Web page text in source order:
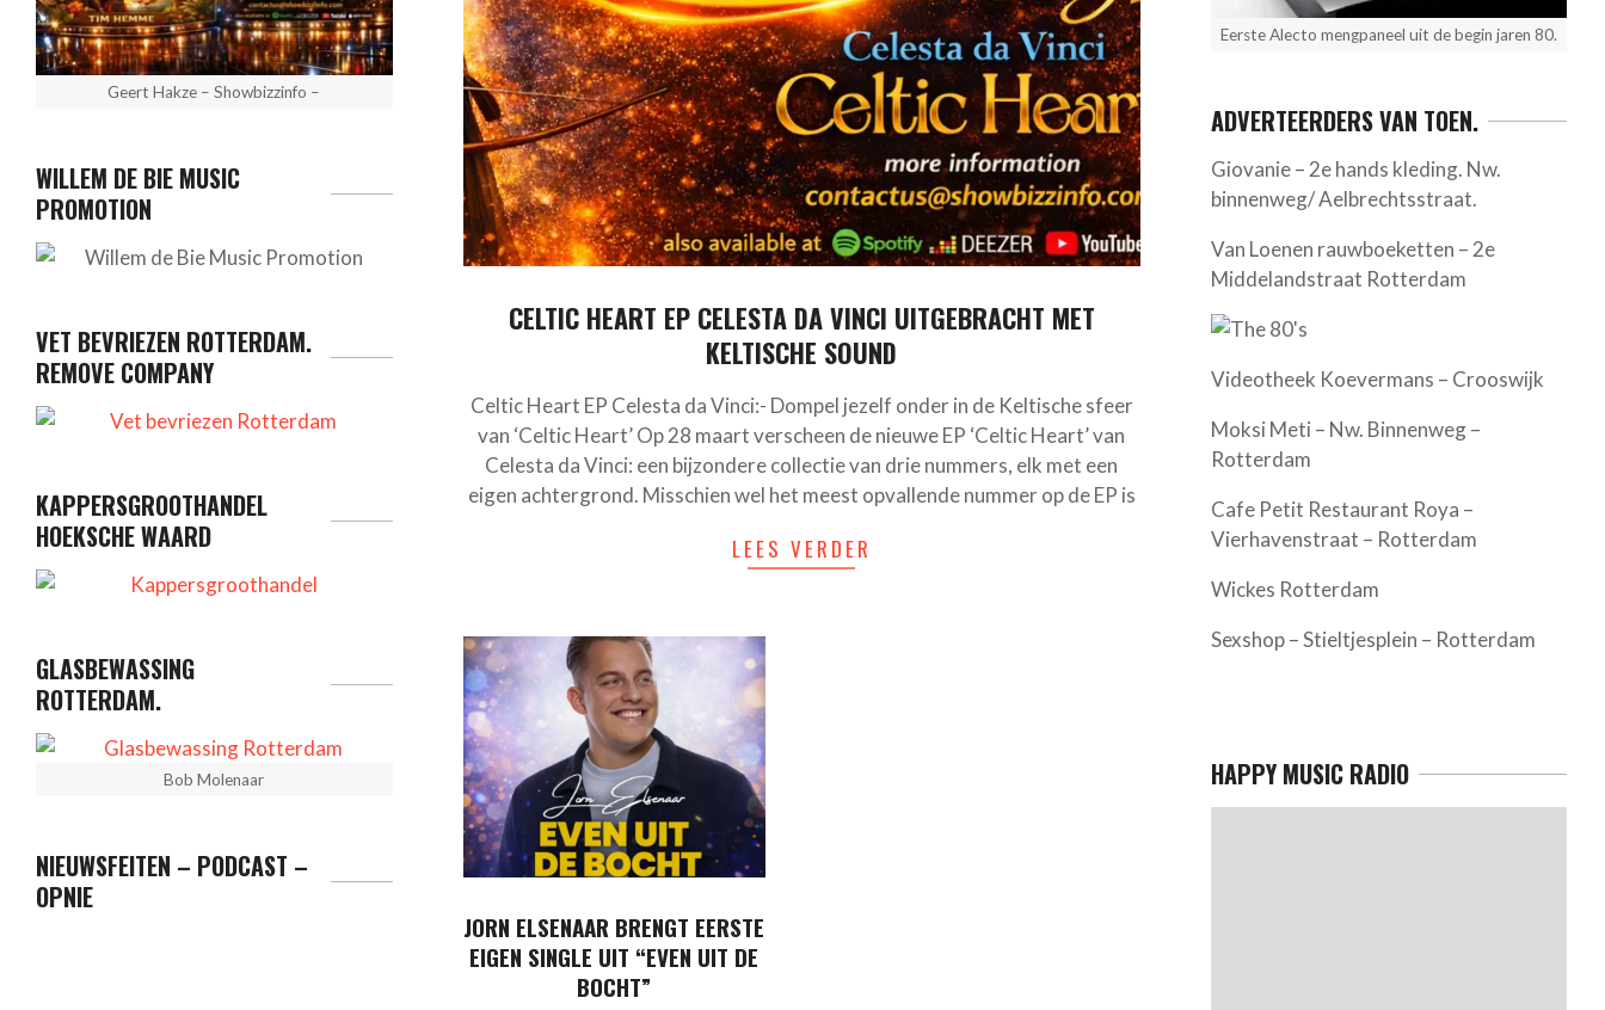
CELTIC HEART EP CELESTA DA VINCI UITGEBRACHT MET
KELTISCHE SOUND
Celtic Heart EP Celesta da Vinci:- Dompel jezelf onder in de Keltische sfeer
van ‘Celtic Heart’ Op 28 maart verscheen de nieuwe EP ‘Celtic Heart’ van
Celesta da Vinci: een bijzondere collectie van drie nummers, elk met een
eigen achtergrond. Misschien wel het meest opvallende nummer op de EP is
LEES VERDER
JORN ELSENAAR BRENGT EERSTE
EIGEN SINGLE UIT “EVEN UIT DE
BOCHT”
Geert Hakze – Showbizzinfo –
WILLEM DE BIE MUSIC
PROMOTION
VET BEVRIEZEN ROTTERDAM.
REMOVE COMPANY
KAPPERSGROOTHANDEL
HOEKSCHE WAARD
GLASBEWASSING
ROTTERDAM.
Bob Molenaar
NIEUWSFEITEN – PODCAST –
OPNIE
Eerste Alecto mengpaneel uit de begin jaren 80.
ADVERTEERDERS VAN TOEN.
Giovanie – 2e hands kleding. Nw.
binnenweg/ Aelbrechtsstraat.
Van Loenen rauwboeketten – 2e
Middelandstraat Rotterdam
Videotheek Koevermans – Crooswijk
Moksi Meti – Nw. Binnenweg –
Rotterdam
Cafe Petit Restaurant Roya –
Vierhavenstraat – Rotterdam
Wickes Rotterdam
Sexshop – Stieltjesplein – Rotterdam
HAPPY MUSIC RADIO